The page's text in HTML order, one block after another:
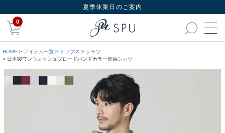
夏季休業日のご案内
0
HOME アイテム一覧 トップス
シャツ
日本製ワンウォッシュブロードバンドカラー長袖シャツ